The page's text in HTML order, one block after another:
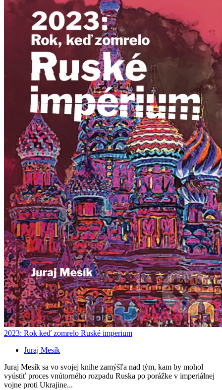
2023: Rok keď zomrelo Ruské imperium
Juraj Mesík
Juraj Mesík sa vo svojej knihe zamýšľa nad tým, kam by mohol
vyústiť proces vnútorného rozpadu Ruska po porážke v imperiálnej
vojne proti Ukrajine...